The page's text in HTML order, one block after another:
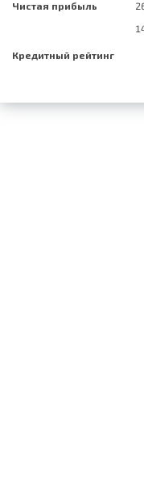
Чистая прибыль
Кредитный рейтинг